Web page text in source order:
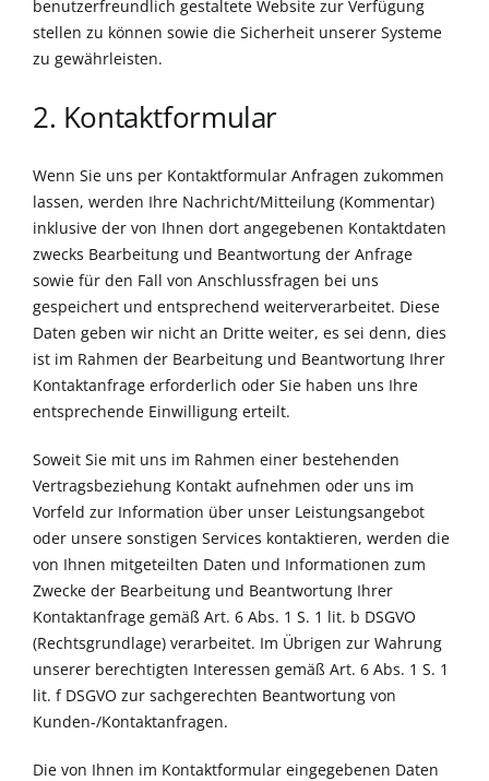
benutzerfreundlich gestaltete Website zur Verfügung
stellen zu können sowie die Sicherheit unserer Systeme
zu gewährleisten.
2. Kontaktformular
Wenn Sie uns per Kontaktformular Anfragen zukommen
lassen, werden Ihre Nachricht/Mitteilung (Kommentar)
inklusive der von Ihnen dort angegebenen Kontaktdaten
zwecks Bearbeitung und Beantwortung der Anfrage
sowie für den Fall von Anschlussfragen bei uns
gespeichert und entsprechend weiterverarbeitet. Diese
Daten geben wir nicht an Dritte weiter, es sei denn, dies
ist im Rahmen der Bearbeitung und Beantwortung Ihrer
Kontaktanfrage erforderlich oder Sie haben uns Ihre
entsprechende Einwilligung erteilt.
Soweit Sie mit uns im Rahmen einer bestehenden
Vertragsbeziehung Kontakt aufnehmen oder uns im
Vorfeld zur Information über unser Leistungsangebot
oder unsere sonstigen Services kontaktieren, werden die
von Ihnen mitgeteilten Daten und Informationen zum
Zwecke der Bearbeitung und Beantwortung Ihrer
Kontaktanfrage gemäß Art. 6 Abs. 1 S. 1 lit. b DSGVO
(Rechtsgrundlage) verarbeitet. Im Übrigen zur Wahrung
unserer berechtigten Interessen gemäß Art. 6 Abs. 1 S. 1
lit. f DSGVO zur sachgerechten Beantwortung von
Kunden-/Kontaktanfragen.
Die von Ihnen im Kontaktformular eingegebenen Daten